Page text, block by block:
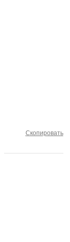
Скопировать